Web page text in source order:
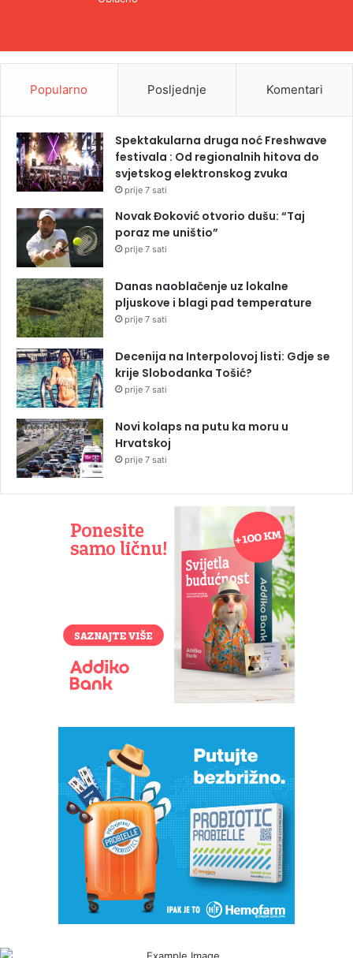
Popularno Posljednje Komentari
Spektakularna druga noć Freshwave
festivala : Od regionalnih hitova do
svjetskog elektronskog zvuka
prije 7 sati
Novak Đoković otvorio dušu: “Taj
poraz me uništio”
prije 7 sati
Danas naoblačenje uz lokalne
pljuskove i blagi pad temperature
prije 7 sati
Decenija na Interpolovoj listi: Gdje se
krije Slobodanka Tošić?
prije 7 sati
Novi kolaps na putu ka moru u
Hrvatskoj
prije 7 sati